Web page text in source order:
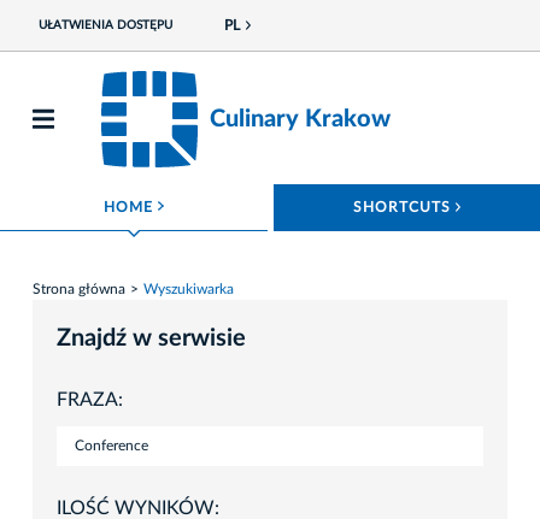
UŁATWIENIA DOSTĘPU PL
Culinary Krakow
HOME ROZWIŃ MENU SHORTCUTS
Strona główna Wyszukiwarka
Znajdź w serwisie
FRAZA:
ILOŚĆ WYNIKÓW: